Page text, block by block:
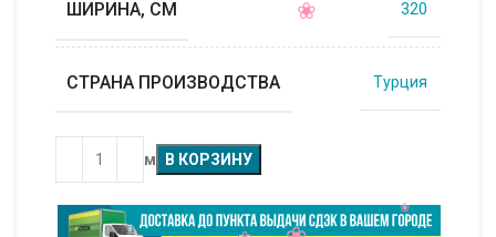
ШИРИНА, СМ 320
СТРАНА ПРОИЗВОДСТВА Турция
м В КОРЗИНУ